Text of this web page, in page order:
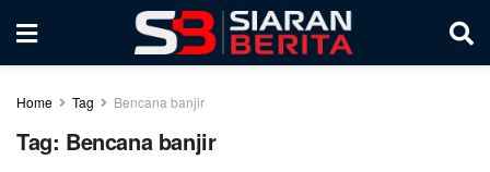
Home Tag Bencana banjir
Tag: Bencana banjir